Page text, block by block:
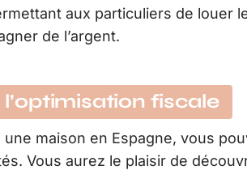
aux particuliers de louer
de l’argent.
fiscale
maison en Espagne, vous
Vous aurez le plaisir de